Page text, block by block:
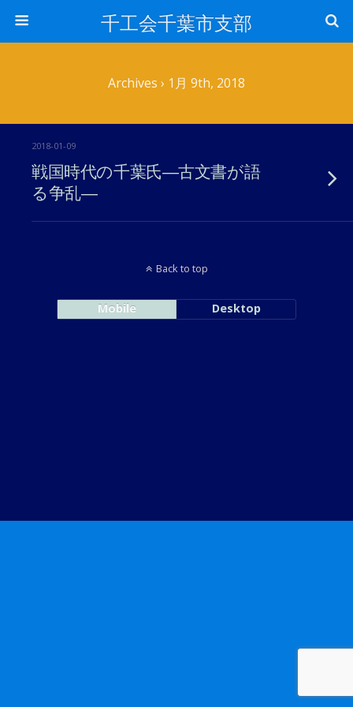
千工会千葉市支部
Archives › 1月 9th, 2018
2018-01-09
戦国時代の千葉氏―古文書が語
る争乱―
Back to top
Mobile Desktop